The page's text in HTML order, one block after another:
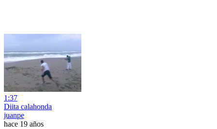
1:37
Diita calahonda
juanpe
hace 19 años